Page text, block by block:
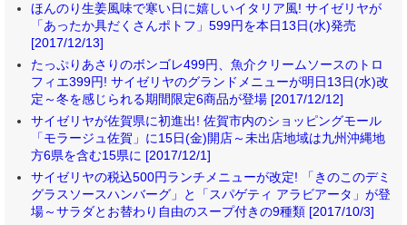
ほんのり生姜風味で寒い日に嬉しいイタリア風! サイゼリヤが
「あったか具だくさんポトフ」599円を本日13日(水)発売
[2017/12/13]
たっぷりあさりのボンゴレ499円、魚介クリームソースのトロ
フィエ399円! サイゼリヤのグランドメニューが明日13日(水)改
定～冬を感じられる期間限定6商品が登場 [2017/12/12]
サイゼリヤが佐賀県に初進出! 佐賀市内のショッピングモール
「モラージュ佐賀」に15日(金)開店～未出店地域は九州沖縄地
方6県を含む15県に [2017/12/1]
サイゼリヤの税込500円ランチメニューが改定! 「きのこのデミ
グラスソースハンバーグ」と「スパゲティ アラビアータ」が登
場～サラダとお替わり自由のスープ付きの9種類 [2017/10/3]